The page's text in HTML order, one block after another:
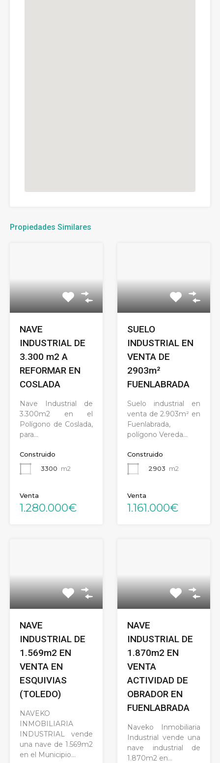
Propiedades Similares
NAVE
INDUSTRIAL DE
3.300 m2 A
REFORMAR EN
COSLADA
Nave Industrial de
3.300m2 en el
Polígono de Coslada,
para…
Construido
3300 m2
Venta
1.280.000€
SUELO
INDUSTRIAL EN
VENTA DE
2903m²
FUENLABRADA
Suelo industrial en
venta de 2.903m² en
Fuenlabrada,
polígono Vereda…
Construido
2903 m2
Venta
1.161.000€
NAVE
INDUSTRIAL DE
1.569m2 EN
VENTA EN
ESQUIVIAS
(TOLEDO)
NAVEKO
INMOBILIARIA
INDUSTRIAL vende
una nave de 1.569m2
en el Municipio…
NAVE
INDUSTRIAL DE
1.870m2 EN
VENTA
ACTIVIDAD DE
OBRADOR EN
FUENLABRADA
Naveko Inmobiliaria
Industrial vende una
nave industrial de
1.870m2 en…